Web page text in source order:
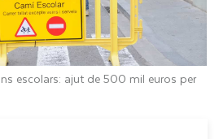
escolars: ajut de 500 mil euros per